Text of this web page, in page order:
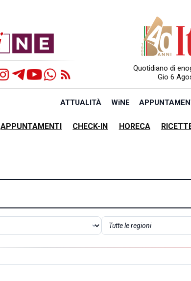
Quotidiano di
Gio 6
ATTUALITÀ WiNE
APPUNTAMENTI CHECK-IN HORECA